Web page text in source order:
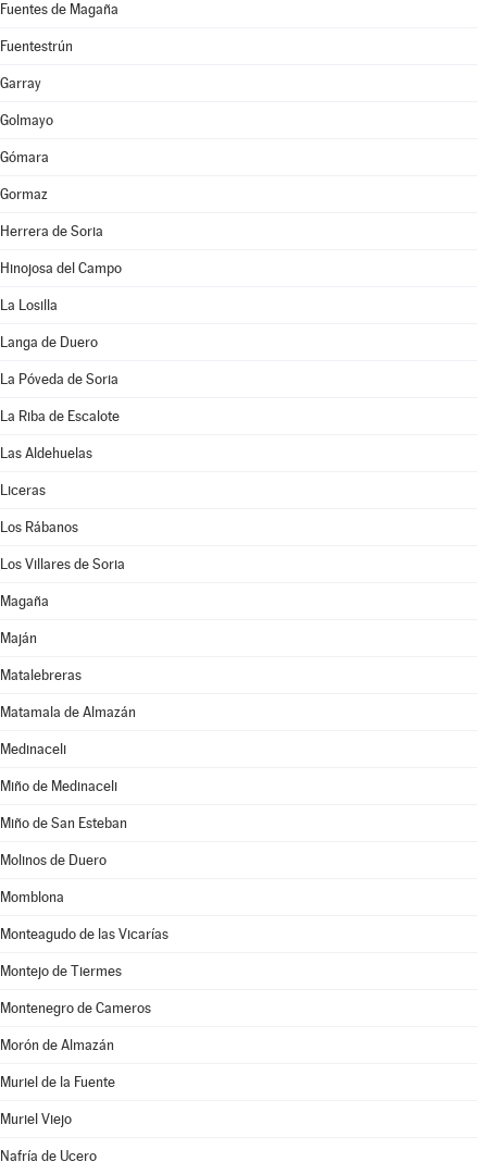
Fuentes de Magaña
Fuentestrún
Garray
Golmayo
Gómara
Gormaz
Herrera de Soria
Hinojosa del Campo
La Losilla
Langa de Duero
La Póveda de Soria
La Riba de Escalote
Las Aldehuelas
Liceras
Los Rábanos
Los Villares de Soria
Magaña
Maján
Matalebreras
Matamala de Almazán
Medinaceli
Miño de Medinaceli
Miño de San Esteban
Molinos de Duero
Momblona
Monteagudo de las Vicarías
Montejo de Tiermes
Montenegro de Cameros
Morón de Almazán
Muriel de la Fuente
Muriel Viejo
Nafría de Ucero